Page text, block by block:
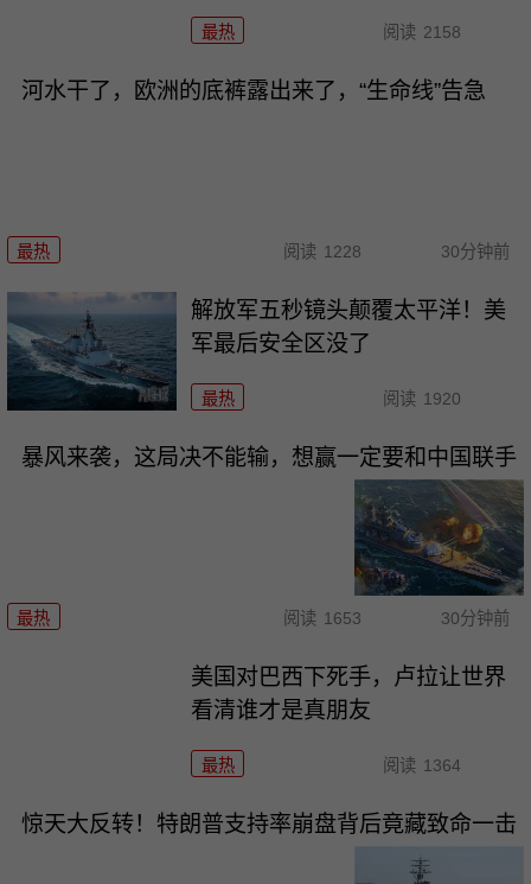
最热 阅读 2158
河水干了，欧洲的底裤露出来了，“生命线”告急
最热 阅读 1228 30分钟前
解放军五秒镜头颠覆太平洋！美
军最后安全区没了
最热 阅读 1920
暴风来袭，这局决不能输，想赢一定要和中国联手
最热 阅读 1653 30分钟前
美国对巴西下死手，卢拉让世界
看清谁才是真朋友
最热 阅读 1364
惊天大反转！特朗普支持率崩盘背后竟藏致命一击